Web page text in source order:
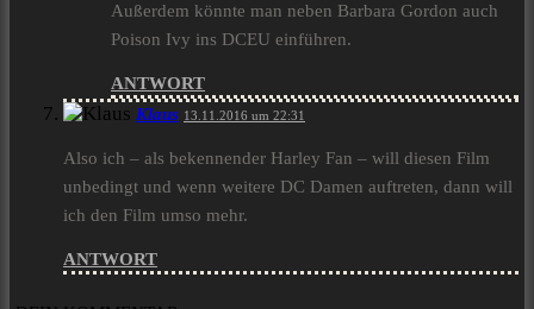
Außerdem könnte man neben Barbara Gordon auch
Poison Ivy ins DCEU einführen.
ANTWORT
Klaus 13.11.2016 um 22:31
Also ich – als bekennender Harley Fan – will diesen Film
unbedingt und wenn weitere DC Damen auftreten, dann will
ich den Film umso mehr.
ANTWORT